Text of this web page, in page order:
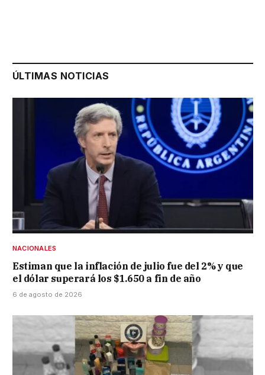
ÚLTIMAS NOTICIAS
NACIONALES
Estiman que la inflación de julio fue del 2% y que
el dólar superará los $1.650 a fin de año
6 de agosto de 2026